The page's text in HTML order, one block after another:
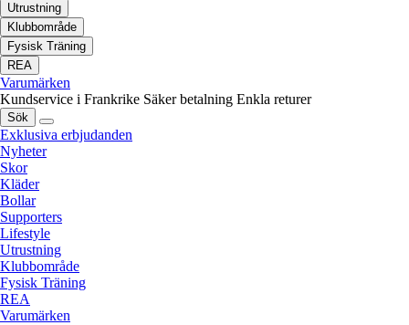
Utrustning
Klubbområde
Fysisk Träning
REA
Varumärken
Kundservice i Frankrike Säker betalning Enkla returer
Sök
Exklusiva erbjudanden
Nyheter
Skor
Kläder
Bollar
Supporters
Lifestyle
Utrustning
Klubbområde
Fysisk Träning
REA
Varumärken